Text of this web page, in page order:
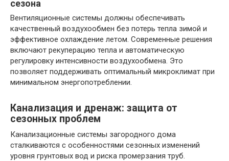
сезона
Вентиляционные системы должны обеспечивать
качественный воздухообмен без потерь тепла зимой и
эффективное охлаждение летом. Современные решения
включают рекуперацию тепла и автоматическую
регулировку интенсивности воздухообмена. Это
позволяет поддерживать оптимальный микроклимат при
минимальном энергопотреблении.
Канализация и дренаж: защита от
сезонных проблем
Канализационные системы загородного дома
сталкиваются с особенностями сезонных изменений
уровня грунтовых вод и риска промерзания труб.